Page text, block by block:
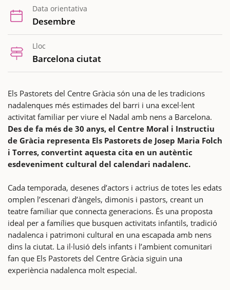
Data orientativa
Desembre
Lloc
Barcelona ciutat
Els Pastorets del Centre Gràcia són una de les tradicions
nadalenques més estimades del barri i una excel·lent
activitat familiar per viure el Nadal amb nens a Barcelona.
Des de fa més de 30 anys, el Centre Moral i Instructiu
de Gràcia representa Els Pastorets de Josep Maria Folch
i Torres, convertint aquesta cita en un autèntic
esdeveniment cultural del calendari nadalenc.
Cada temporada, desenes d’actors i actrius de totes les edats
omplen l’escenari d’àngels, dimonis i pastors, creant un
teatre familiar que connecta generacions. És una proposta
ideal per a famílies que busquen activitats infantils, tradició
nadalenca i patrimoni cultural en una escapada amb nens
dins la ciutat. La il·lusió dels infants i l’ambient comunitari
fan que Els Pastorets del Centre Gràcia siguin una
experiència nadalenca molt especial.